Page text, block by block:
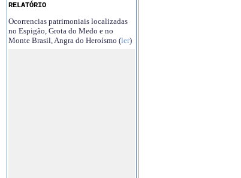
RELATÓRIO
Ocorrencias patrimoniais localizadas
no Espigão, Grota do Medo e no
Monte Brasil, Angra do Heroísmo (ler)